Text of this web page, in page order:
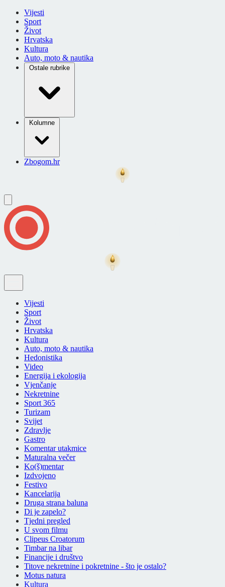
Vijesti
Sport
Život
Hrvatska
Kultura
Auto, moto & nautika
Ostale rubrike
Kolumne
Zbogom.hr
Vijesti
Sport
Život
Hrvatska
Kultura
Auto, moto & nautika
Hedonistika
Video
Energija i ekologija
Vjenčanje
Nekretnine
Sport 365
Turizam
Svijet
Zdravlje
Gastro
Komentar utakmice
Maturalna večer
Ko(š)mentar
Izdvojeno
Festivo
Kancelarija
Druga strana baluna
Di je zapelo?
Tjedni pregled
U svom filmu
Clipeus Croatorum
Timbar na libar
Financije i društvo
Titove nekretnine i pokretnine - što je ostalo?
Motus natura
Kultura